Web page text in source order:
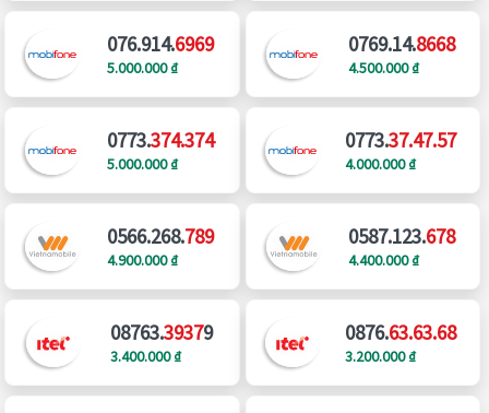
076.914.6969
5.000.000 ₫
0769.14.8668
4.500.000 ₫
0773.374.374
5.000.000 ₫
0773.37.47.57
4.000.000 ₫
0566.268.789
4.900.000 ₫
0587.123.678
4.400.000 ₫
08763.39379
3.400.000 ₫
0876.63.63.68
3.200.000 ₫